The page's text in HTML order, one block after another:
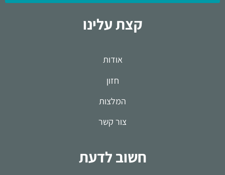
קצת עלינו
אודות
חזון
המלצות
צור קשר
חשוב לדעת